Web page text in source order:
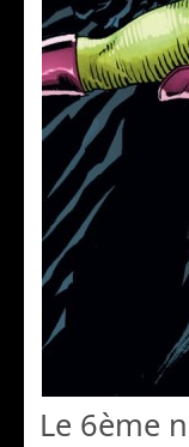
Le 6ème